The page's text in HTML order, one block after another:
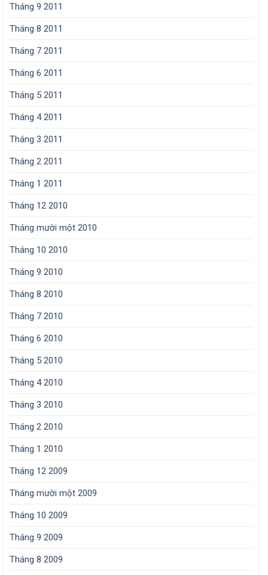
Tháng 9 2011
Tháng 8 2011
Tháng 7 2011
Tháng 6 2011
Tháng 5 2011
Tháng 4 2011
Tháng 3 2011
Tháng 2 2011
Tháng 1 2011
Tháng 12 2010
Tháng mười một 2010
Tháng 10 2010
Tháng 9 2010
Tháng 8 2010
Tháng 7 2010
Tháng 6 2010
Tháng 5 2010
Tháng 4 2010
Tháng 3 2010
Tháng 2 2010
Tháng 1 2010
Tháng 12 2009
Tháng mười một 2009
Tháng 10 2009
Tháng 9 2009
Tháng 8 2009